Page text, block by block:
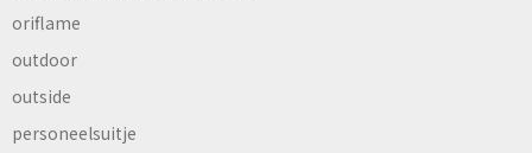
oriflame
outdoor
outside
personeelsuitje